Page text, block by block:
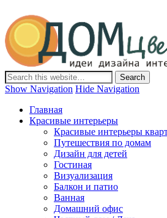
Дом-Цветник
Дизайн интерьера и ландшафта, декор
Идеи со всего мира.
Show Navigation Hide Navigation
Главная
Красивые интерьеры
Красивые интерьеры
Путешествия по домам
Дизайн для детей
Гостиная
Визуализация
Балкон и патио
Ванная
Домашний офис